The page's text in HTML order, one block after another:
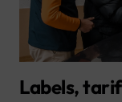
Labels,